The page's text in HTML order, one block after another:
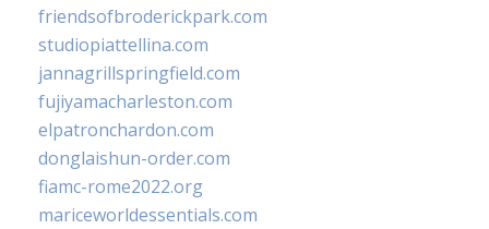
friendsofbroderickpark.com
studiopiattellina.com
jannagrillspringfield.com
fujiyamacharleston.com
elpatronchardon.com
donglaishun-order.com
fiamc-rome2022.org
mariceworldessentials.com